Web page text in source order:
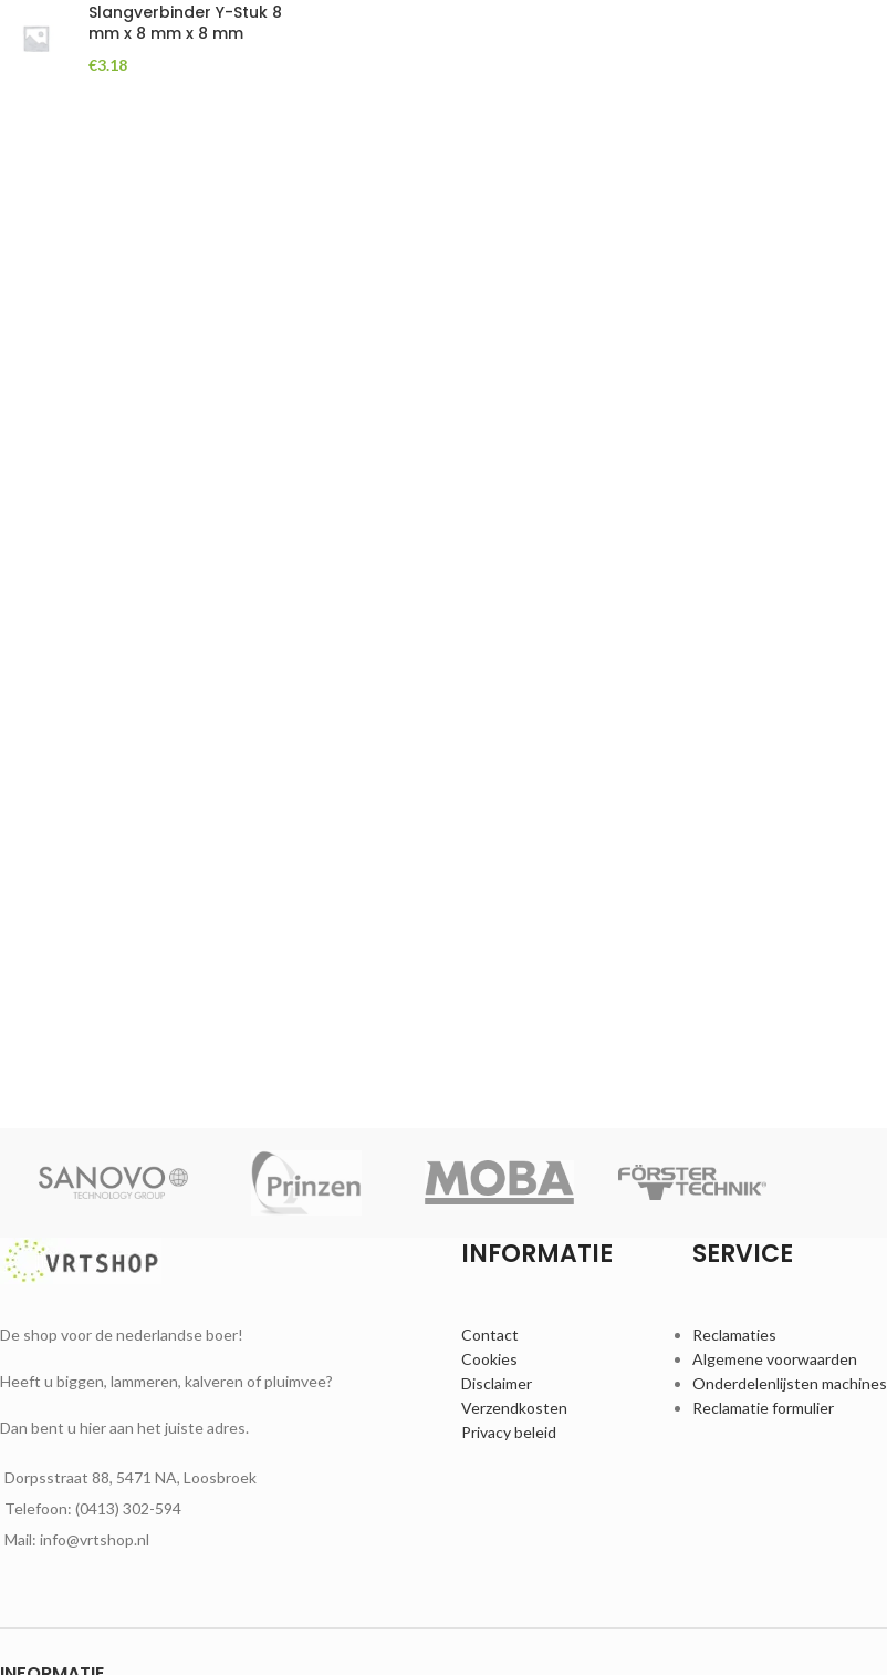
Slangverbinder Y-Stuk 8
mm x 8 mm x 8 mm
€3.18
INFORMATIE SERVICE
De shop voor de nederlandse boer!
Heeft u biggen, lammeren, kalveren of pluimvee?
Dan bent u hier aan het juiste adres.
Dorpsstraat 88, 5471 NA, Loosbroek
Telefoon: (0413) 302-594
Mail: info@vrtshop.nl
Contact
Cookies
Disclaimer
Verzendkosten
Privacy beleid
Reclamaties
Algemene voorwaarden
Onderdelenlijsten machines
Reclamatie formulier